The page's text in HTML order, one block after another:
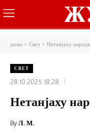
дома Свет Нетанјаху
СВЕТ
28.10.2025 18:28
Нетанјаху
ByЛ. М.